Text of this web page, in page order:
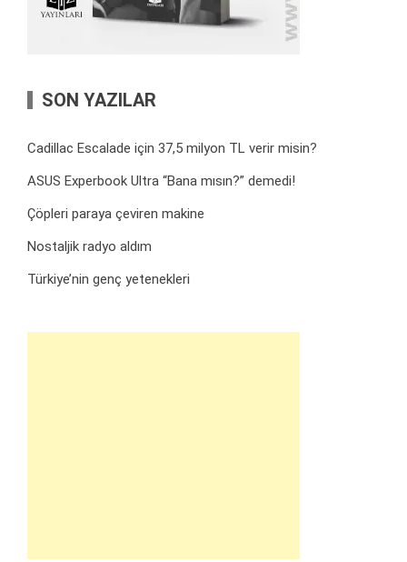
SON YAZILAR
Cadillac Escalade için 37,5 milyon TL verir misin?
ASUS Experbook Ultra “Bana mısın?” demedi!
Çöpleri paraya çeviren makine
Nostaljik radyo aldım
Türkiye’nin genç yetenekleri